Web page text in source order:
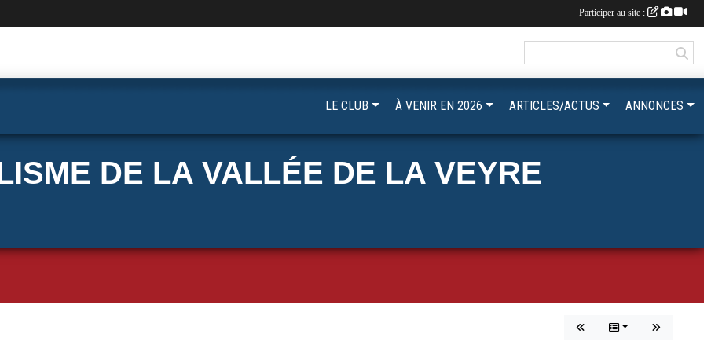
DE LA VALLÉE DE LA VEYRE
LE CLUB À VENIR EN 2026 ARTICLES/ACTUS ANNONCES
Participer au site :